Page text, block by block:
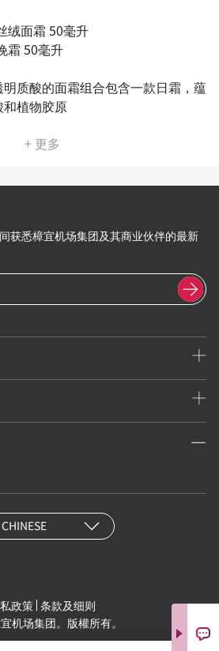
绒面霜 50毫升
霜 50毫升
质酸的面霜组合包含一款日霜，蕴
植物胶原
+ 更多
获悉樟宜机场集团及其商业伙伴的最新
CHINESE
政策 条款及细则
机场集团。版權所有。